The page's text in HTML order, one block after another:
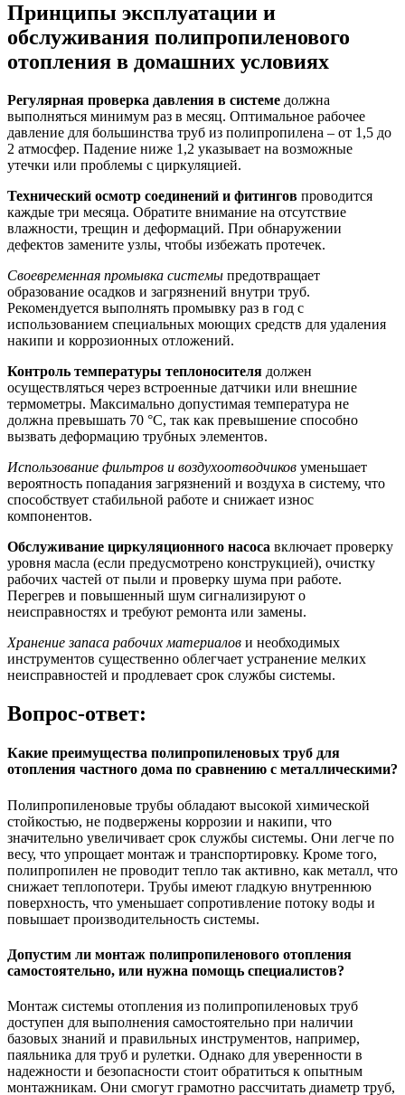
Принципы эксплуатации и
обслуживания полипропиленового
отопления в домашних условиях
Регулярная проверка давления в системе должна
выполняться минимум раз в месяц. Оптимальное рабочее
давление для большинства труб из полипропилена – от 1,5 до
2 атмосфер. Падение ниже 1,2 указывает на возможные
утечки или проблемы с циркуляцией.
Технический осмотр соединений и фитингов проводится
каждые три месяца. Обратите внимание на отсутствие
влажности, трещин и деформаций. При обнаружении
дефектов замените узлы, чтобы избежать протечек.
Своевременная промывка системы предотвращает
образование осадков и загрязнений внутри труб.
Рекомендуется выполнять промывку раз в год с
использованием специальных моющих средств для удаления
накипи и коррозионных отложений.
Контроль температуры теплоносителя должен
осуществляться через встроенные датчики или внешние
термометры. Максимально допустимая температура не
должна превышать 70 °C, так как превышение способно
вызвать деформацию трубных элементов.
Использование фильтров и воздухоотводчиков уменьшает
вероятность попадания загрязнений и воздуха в систему, что
способствует стабильной работе и снижает износ
компонентов.
Обслуживание циркуляционного насоса включает проверку
уровня масла (если предусмотрено конструкцией), очистку
рабочих частей от пыли и проверку шума при работе.
Перегрев и повышенный шум сигнализируют о
неисправностях и требуют ремонта или замены.
Хранение запаса рабочих материалов и необходимых
инструментов существенно облегчает устранение мелких
неисправностей и продлевает срок службы системы.
Вопрос-ответ:
Какие преимущества полипропиленовых труб для
отопления частного дома по сравнению с металлическими?
Полипропиленовые трубы обладают высокой химической
стойкостью, не подвержены коррозии и накипи, что
значительно увеличивает срок службы системы. Они легче по
весу, что упрощает монтаж и транспортировку. Кроме того,
полипропилен не проводит тепло так активно, как металл, что
снижает теплопотери. Трубы имеют гладкую внутреннюю
поверхность, что уменьшает сопротивление потоку воды и
повышает производительность системы.
Допустим ли монтаж полипропиленового отопления
самостоятельно, или нужна помощь специалистов?
Монтаж системы отопления из полипропиленовых труб
доступен для выполнения самостоятельно при наличии
базовых знаний и правильных инструментов, например,
паяльника для труб и рулетки. Однако для уверенности в
надежности и безопасности стоит обратиться к опытным
монтажникам. Они смогут грамотно рассчитать диаметр труб,